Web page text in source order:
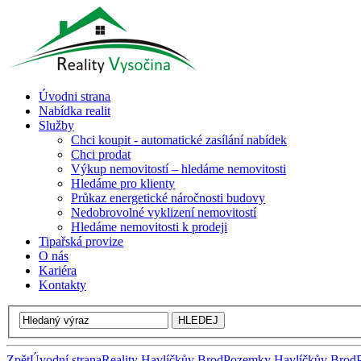
Úvodni strana
Nabídka realit
Služby
Chci koupit - automatické zasílání nabídek
Chci prodat
Výkup nemovitostí – hledáme nemovitosti
Hledáme pro klienty
Průkaz energetické náročnosti budovy
Nedobrovolné vyklizení nemovitostí
Hledáme nemovitosti k prodeji
Tipařská provize
O nás
Kariéra
Kontakty